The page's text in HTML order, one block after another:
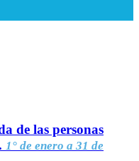
de las personas
1° de enero a 31 de